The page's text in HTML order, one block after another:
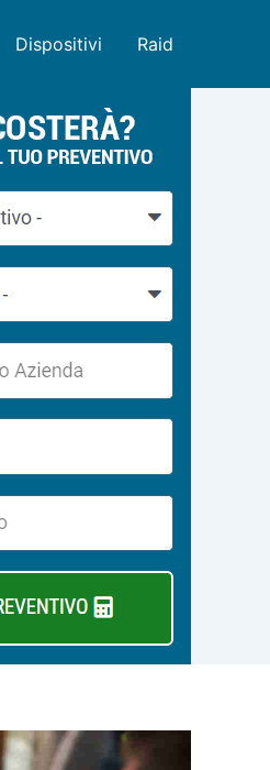
Dispositivi Raid